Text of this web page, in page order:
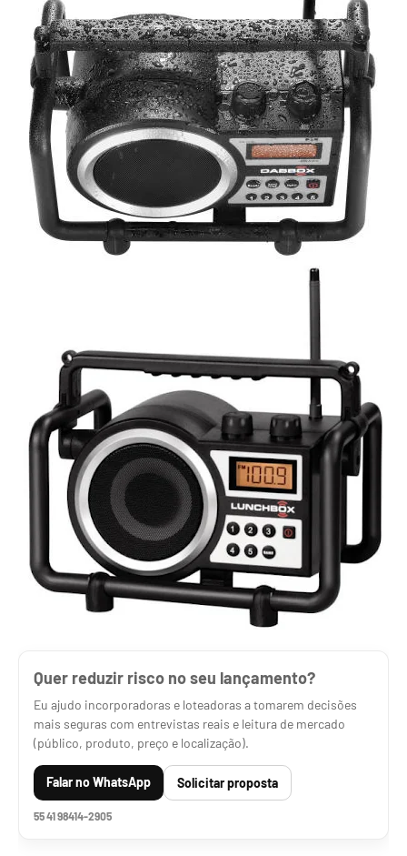
Quer reduzir risco no seu lançamento?
Eu ajudo incorporadoras e loteadoras a tomarem decisões
mais seguras com entrevistas reais e leitura de mercado
(público, produto, preço e localização).
Falar no WhatsApp Solicitar proposta
55 41 98414-2905